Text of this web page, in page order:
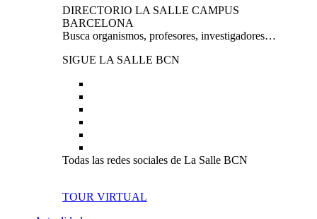
DIRECTORIO LA SALLE CAMPUS
BARCELONA
Busca organismos, profesores, investigadores…
SIGUE LA SALLE BCN
Todas las redes sociales de La Salle BCN
TOUR VIRTUAL